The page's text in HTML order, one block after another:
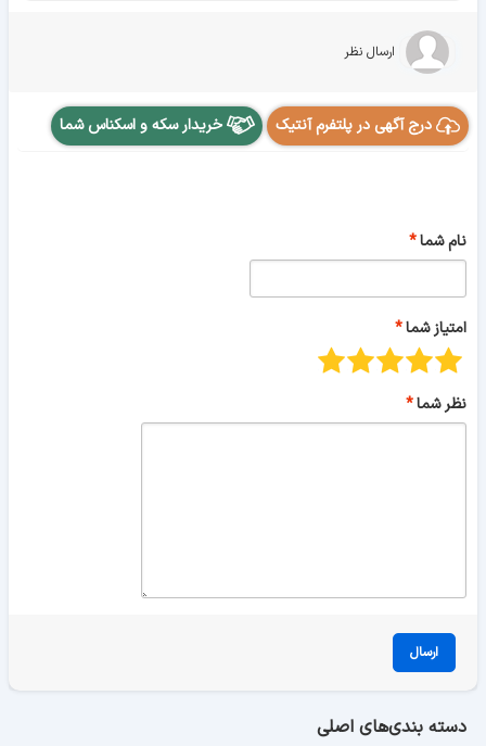
ارسال نظر
درج آگهی در پلتفرم آنتیک خریدار سکه و اسکناس شما
نام شما
امتیاز شما
نظر شما
ارسال
دسته بندی‌های اصلی